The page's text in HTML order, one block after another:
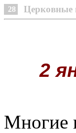
28 Церковные
2
Многие